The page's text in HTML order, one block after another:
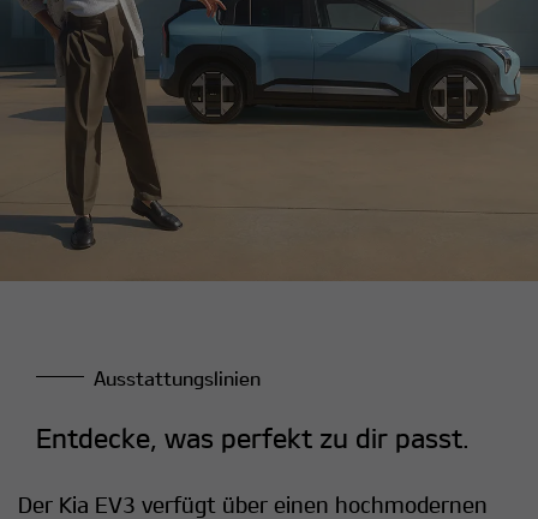
Ausstattungslinien
Entdecke, was perfekt zu dir passt.
Der Kia EV3 verfügt über einen hochmodernen